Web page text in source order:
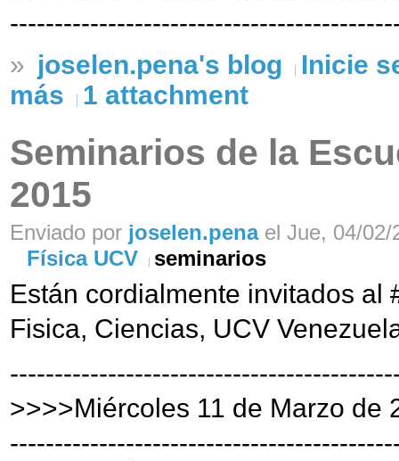
» joselen.pena's blog
Inicie
más
1 attachment
Seminarios de la
2015
Enviado por joselen.penael Jue, 04/02/
Física UCV
seminarios
Están cordialmente invitados al
Fisica, Ciencias, UCV
>>>>Miércoles 11 de Marzo de